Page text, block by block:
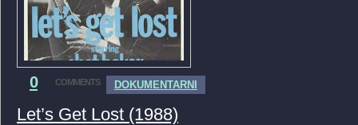
0 COMMENTS DOKUMENTARNI
Let’s Get Lost (1988)